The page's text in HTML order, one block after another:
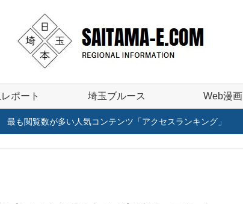
ポート 埼玉ブルース Web漫画
最も閲覧数が多い人気コンテンツ「アクセスランキング」